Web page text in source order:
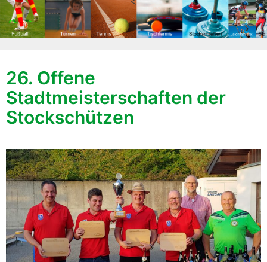
26. Offene
Stadtmeisterschaften der
Stockschützen